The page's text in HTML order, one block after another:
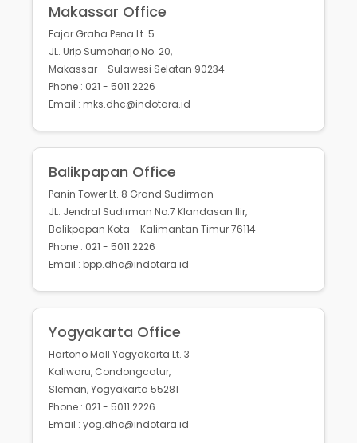
Makassar Office
Fajar Graha Pena Lt. 5
JL. Urip Sumoharjo No. 20,
Makassar - Sulawesi Selatan 90234
Phone : 021 - 5011 2226
Email : mks.dhc@indotara.id
Balikpapan Office
Panin Tower Lt. 8 Grand Sudirman
JL. Jendral Sudirman No.7 Klandasan Ilir,
Balikpapan Kota - Kalimantan Timur 76114
Phone : 021 - 5011 2226
Email : bpp.dhc@indotara.id
Yogyakarta Office
Hartono Mall Yogyakarta Lt. 3
Kaliwaru, Condongcatur,
Sleman, Yogyakarta 55281
Phone : 021 - 5011 2226
Email : yog.dhc@indotara.id